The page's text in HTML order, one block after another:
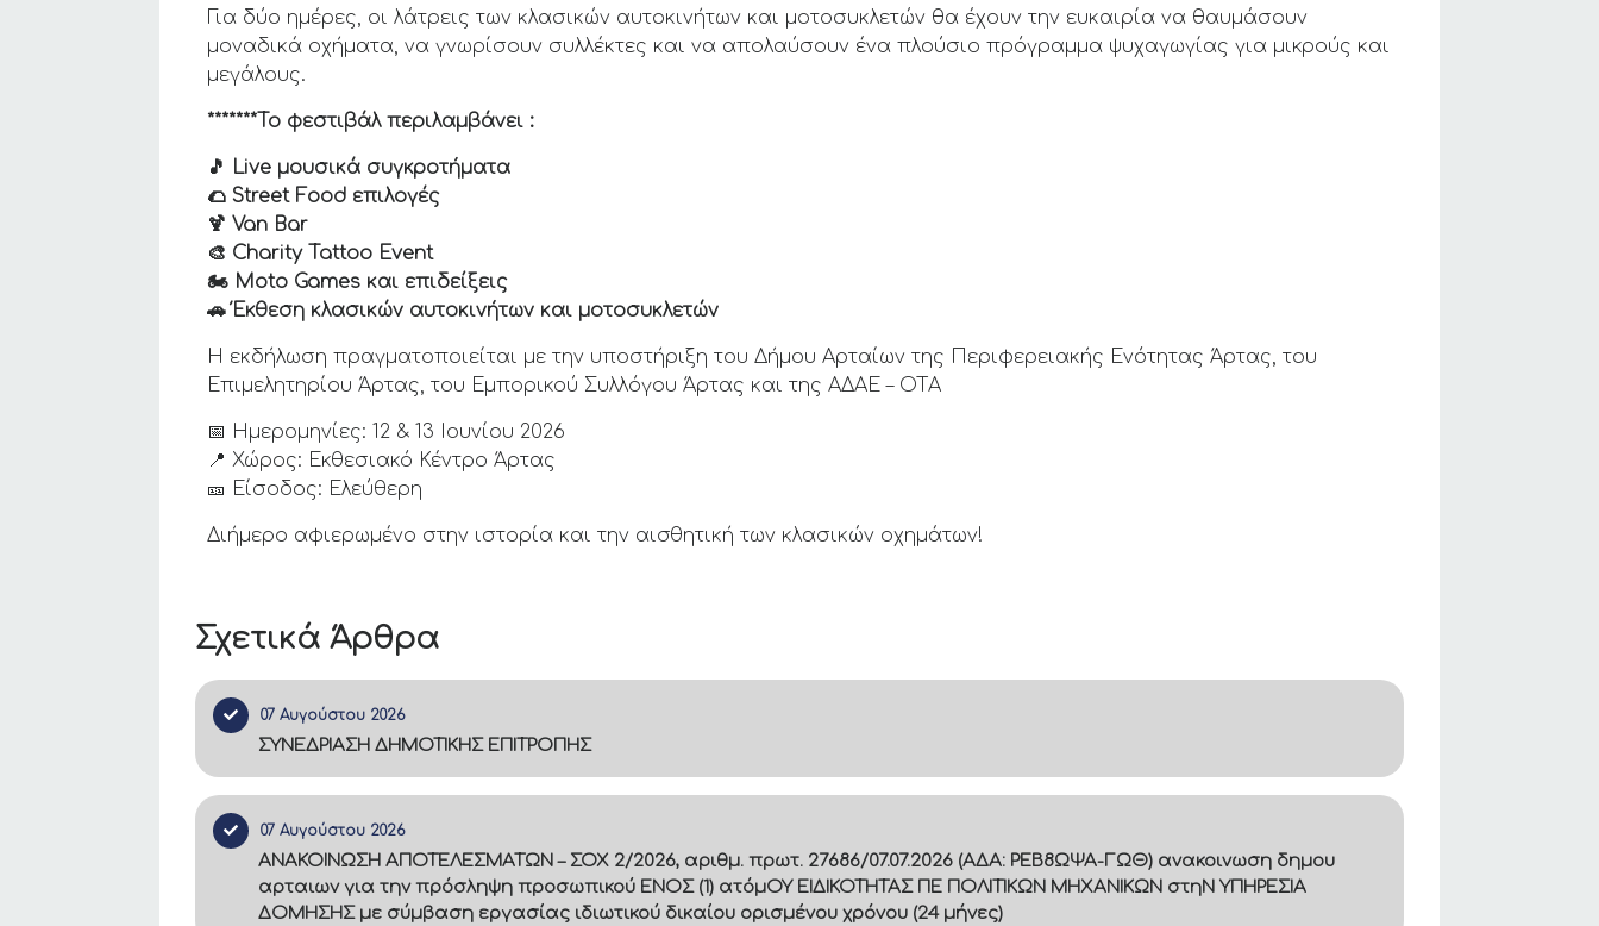
Σχετικά Άρθρα
07 Αυγούστου 2026
ΣΥΝΕΔΡΙΑΣΗ ΔΗΜΟΤΙΚΗΣ ΕΠΙΤΡΟΠΗΣ
07 Αυγούστου 2026
ΑΝΑΚΟΙΝΩΣΗ ΑΠΟΤΕΛΕΣΜΑΤΩΝ – ΣΟΧ 2/2026, αριθμ. πρωτ. 27686/07.07.2026 (ΑΔΑ: ΡΕΒ8ΩΨΑ-ΓΩΘ) ανακοινωση δημου
αρταιων για την πρόσληψη προσωπικού ΕΝΟΣ (1) ατόμΟΥ ΕΙΔΙΚΟΤΗΤΑΣ ΠΕ ΠΟΛΙΤΙΚΩΝ ΜΗΧΑΝΙΚΩΝ στηΝ ΥΠΗΡΕΣΙΑ
ΔΟΜΗΣΗΣ με σύμβαση εργασίας ιδιωτικού δικαίου ορισμένου χρόνου (24 μήνες)
Για δύο ημέρες, οι λάτρεις των κλασικών αυτοκινήτων και μοτοσυκλετών θα έχουν την ευκαιρία να θαυμάσουν
μοναδικά οχήματα, να γνωρίσουν συλλέκτες και να απολαύσουν ένα πλούσιο πρόγραμμα ψυχαγωγίας για μικρούς και
μεγάλους.
*******Το φεστιβάλ περιλαμβάνει :
🎵 Live μουσικά συγκροτήματα
🌮 Street Food επιλογές
🍹 Van Bar
🎨 Charity Tattoo Event
🏍️ Moto Games και επιδείξεις
🚗 Έκθεση κλασικών αυτοκινήτων και μοτοσυκλετών
Η εκδήλωση πραγματοποιείται με την υποστήριξη του Δήμου Αρταίων της Περιφερειακής Ενότητας Άρτας, του
Επιμελητηρίου Άρτας, του Εμπορικού Συλλόγου Άρτας και της ΑΔΑΕ – ΟΤΑ
📅 Ημερομηνίες: 12 & 13 Ιουνίου 2026
📍 Χώρος: Εκθεσιακό Κέντρο Άρτας
🎫 Είσοδος: Ελεύθερη
Διήμερο αφιερωμένο στην ιστορία και την αισθητική των κλασικών οχημάτων!